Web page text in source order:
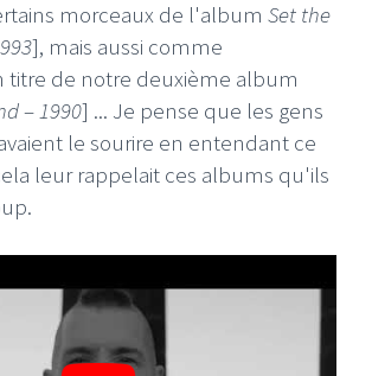
morceaux de l'album Set the
], mais aussi comme
titre de notre deuxième album
–1990] ... Je pense que les gens
le sourire en entendant ce
leur rappelait ces albums qu'ils